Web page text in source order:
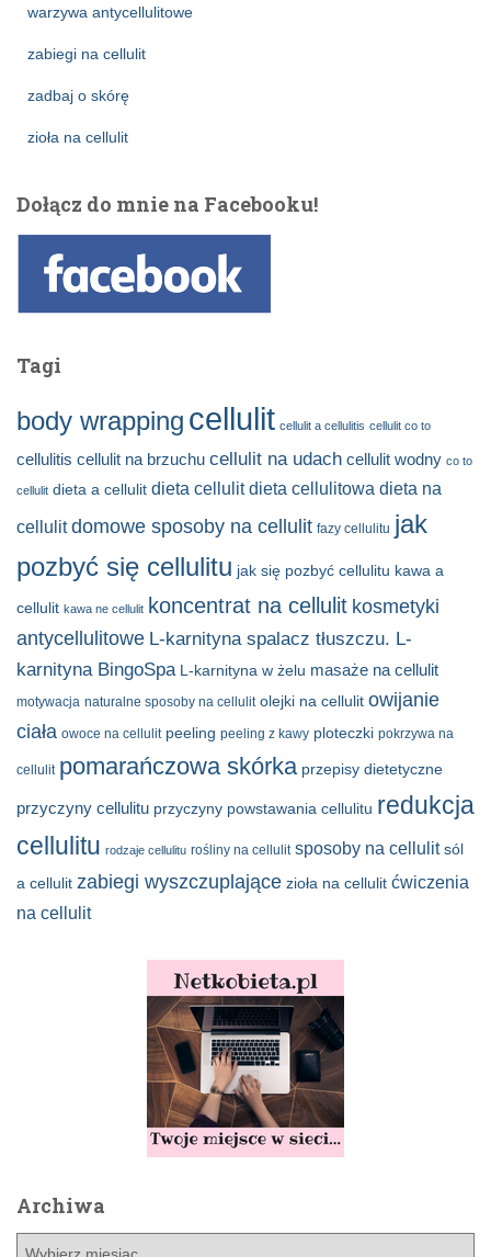
warzywa antycellulitowe
zabiegi na cellulit
zadbaj o skórę
zioła na cellulit
Dołącz do mnie na Facebooku!
Tagi
body wrapping cellulit cellulit a cellulitis cellulit co to
cellulitis cellulit na brzuchu cellulit na udach cellulit wodny co to
cellulit dieta a cellulit dieta cellulit dieta cellulitowa dieta na
cellulit domowe sposoby na cellulit fazy cellulitu jak
pozbyć się cellulitu jak się pozbyć cellulitu kawa a
cellulit kawa ne cellulit koncentrat na cellulit kosmetyki
antycellulitowe L-karnityna spalacz tłuszczu. L-
karnityna BingoSpa L-karnityna w żelu masaże na cellulit
motywacja naturalne sposoby na cellulit olejki na cellulit owijanie
ciała owoce na cellulit peeling peeling z kawy ploteczki pokrzywa na
cellulit pomarańczowa skórka przepisy dietetyczne
przyczyny cellulitu przyczyny powstawania cellulitu redukcja
cellulitu rodzaje cellulitu rośliny na cellulit sposoby na cellulit sól
a cellulit zabiegi wyszczuplające zioła na cellulit ćwiczenia
na cellulit
Archiwa